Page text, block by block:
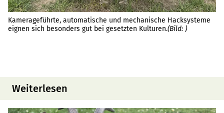
Kamerageführte, automatische und mechanische Hacksysteme
eignen sich besonders gut bei gesetzten Kulturen.(Bild: )
Weiterlesen